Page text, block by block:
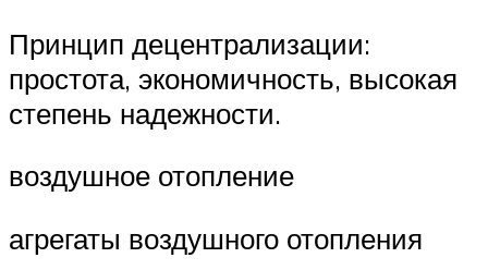
Принцип децентрализации:
простота, экономичность, высокая
степень надежности.
воздушное отопление
агрегаты воздушного отопления